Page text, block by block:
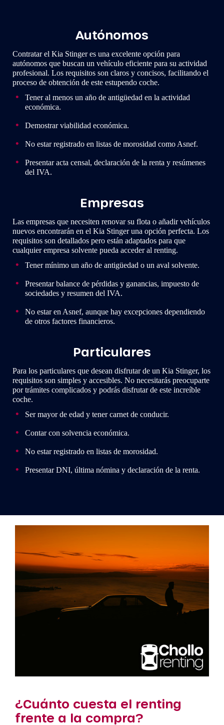
Autónomos
Contratar el Kia Stinger es una excelente opción para
autónomos que buscan un vehículo eficiente para su actividad
profesional. Los requisitos son claros y concisos, facilitando el
proceso de obtención de este estupendo coche.
Tener al menos un año de antigüedad en la actividad
económica.
Demostrar viabilidad económica.
No estar registrado en listas de morosidad como Asnef.
Presentar acta censal, declaración de la renta y resúmenes
del IVA.
Empresas
Las empresas que necesiten renovar su flota o añadir vehículos
nuevos encontrarán en el Kia Stinger una opción perfecta. Los
requisitos son detallados pero están adaptados para que
cualquier empresa solvente pueda acceder al renting.
Tener mínimo un año de antigüedad o un aval solvente.
Presentar balance de pérdidas y ganancias, impuesto de
sociedades y resumen del IVA.
No estar en Asnef, aunque hay excepciones dependiendo
de otros factores financieros.
Particulares
Para los particulares que desean disfrutar de un Kia Stinger, los
requisitos son simples y accesibles. No necesitarás preocuparte
por trámites complicados y podrás disfrutar de este increíble
coche.
Ser mayor de edad y tener carnet de conducir.
Contar con solvencia económica.
No estar registrado en listas de morosidad.
Presentar DNI, última nómina y declaración de la renta.
¿Cuánto cuesta el renting
frente a la compra?